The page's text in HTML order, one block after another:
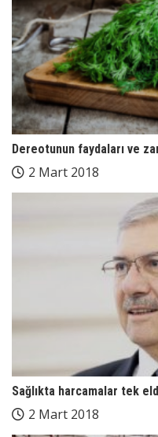
Dereotunun faydaları ve
2 Mart 2018
Sağlıkta harcamalar tek
2 Mart 2018